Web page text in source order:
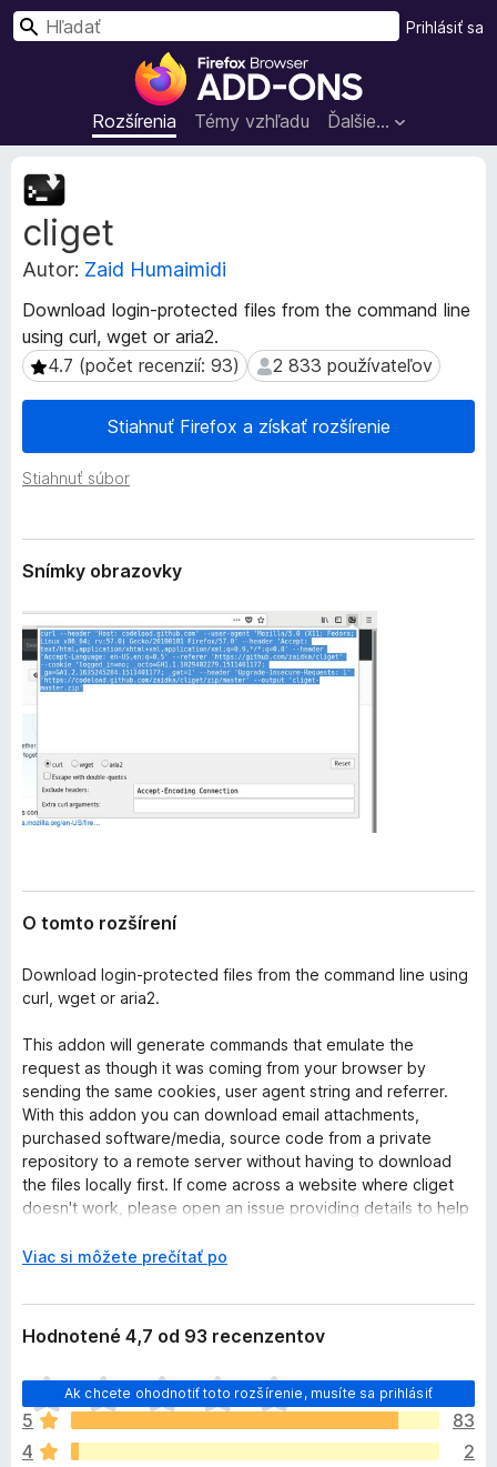
D
o
p
l
e
r
e
l
a
i
r
e
Rozšírenia Témy vzhľadu Ďalšie…
Prihlásiť sa
H
cliget
Autor: Zaid Humaimidi
Download login-protected files from the command line
using curl, wget or aria2.
4.7 (počet recenzií: 93)
4.7 (počet recenzií: 93) 2 833 používateľov
2 833 používateľov
Stiahnuť Firefox a získať rozšírenie
Stiahnuť súbor
M
e
t
a
d
t
a
r
o
í
r
a
Snímky obrazovky
O tomto rozšírení
Download login-protected files from the command line using
curl, wget or aria2.
This addon will generate commands that emulate the
request as though it was coming from your browser by
sending the same cookies, user agent string and referrer.
With this addon you can download email attachments,
purchased software/media, source code from a private
repository to a remote server without having to download
the files locally first. If come across a website where cliget
doesn't work, please open an issue providing details to help
option because Windows doesn't support single quotes. If
you use cygwin, however, you don't need to
enable this option.
Please be awareof potential security and privacy
implications from cookies being exposed in the download
command.
Viac si môžete prečítať po
z
a
e
í
Hodnotené 4,7 od 93 recenzentov
Ak chcete ohodnotiť toto rozšírenie, musíte sa prihlásiť
D
o
p
l
5
83
4
2